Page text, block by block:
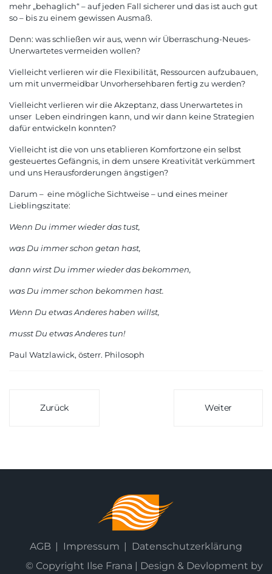
mehr „behaglich“ – auf jeden Fall sicherer und das ist auch gut
so – bis zu einem gewissen Ausmaß.
Denn: was schließen wir aus, wenn wir Überraschung-Neues-
Unerwartetes vermeiden wollen?
Vielleicht verlieren wir die Flexibilität, Ressourcen aufzubauen,
um mit unvermeidbar Unvorhersehbaren fertig zu werden?
Vielleicht verlieren wir die Akzeptanz, dass Unerwartetes in
unser Leben eindringen kann, und wir dann keine Strategien
dafür entwickeln konnten?
Vielleicht ist die von uns etablieren Komfortzone ein selbst
gesteuertes Gefängnis, in dem unsere Kreativität verkümmert
und uns Herausforderungen ängstigen?
Darum – eine mögliche Sichtweise – und eines meiner
Lieblingszitate:
Wenn Du immer wieder das tust,
was Du immer schon getan hast,
dann wirst Du immer wieder das bekommen,
was Du immer schon bekommen hast.
Wenn Du etwas Anderes haben willst,
musst Du etwas Anderes tun!
Paul Watzlawick, österr. Philosoph
Zurück Weiter
AGB Impressum
Datenschutzerklärung
© Copyright Ilse Frana | Design & Devlopment by